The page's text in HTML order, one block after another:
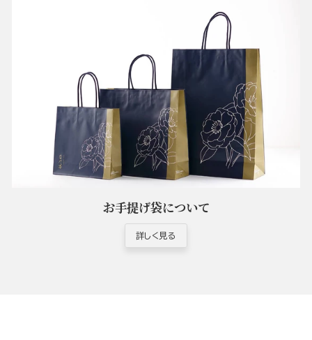
お手提げ袋について
詳しく見る